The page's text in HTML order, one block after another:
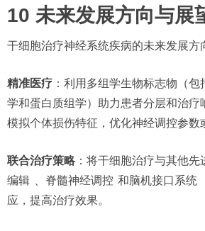
10 未来发展方向与展
干细胞治疗神经系统疾病的未来发展方
精准医疗 ：利用多组学生物标志物（包
学和蛋白质组学）助力患者分层和治疗
模拟个体损伤特征，优化神经调控参数
联合治疗策略 ：将干细胞治疗与其他
编辑
、脊髓神经调控 和脑机接口系统
应，提高治疗效果。